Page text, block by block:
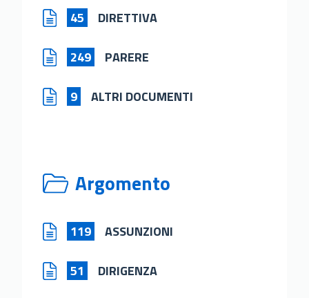
45 DIRETTIVA
249 PARERE
9 ALTRI DOCUMENTI
Argomento
119 ASSUNZIONI
51 DIRIGENZA